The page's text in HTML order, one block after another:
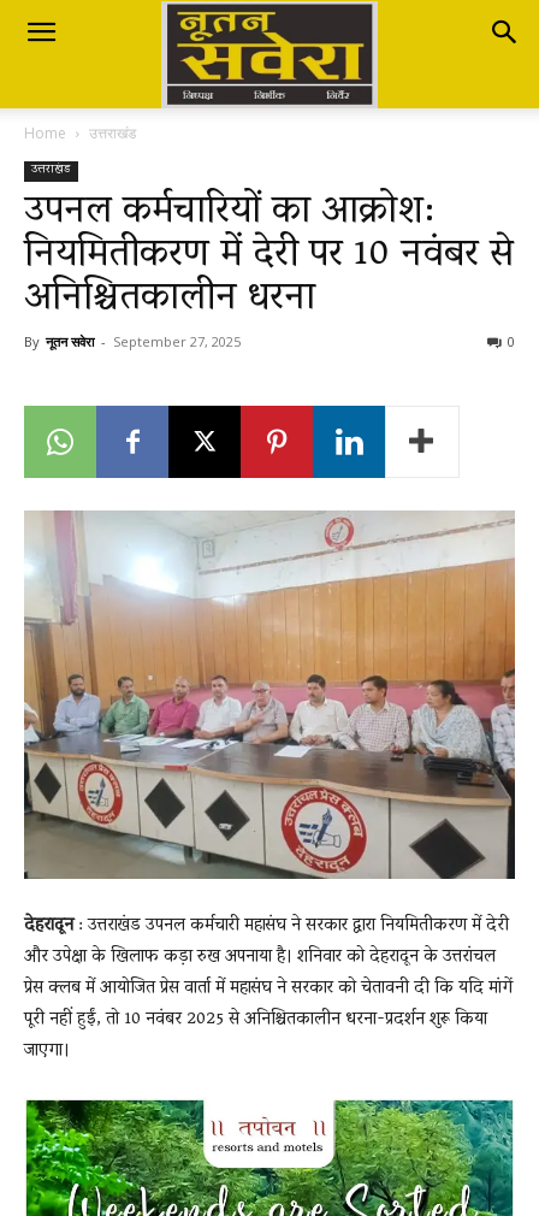
Nutan
Savera
नूतन
सवेरा
News
LIVE
Home उत्तराखंड
उत्तराखंड
उपनल कर्मचारियों का आक्रोश:
नियमितीकरण में देरी पर 10 नवंबर से
अनिश्चितकालीन धरना
By नूतन सवेरा - September 27, 2025 0
देहरादून: उत्तराखंड उपनल कर्मचारी महासंघ ने सरकार द्वारा नियमितीकरण में देरी
और उपेक्षा के खिलाफ कड़ा रुख अपनाया है। शनिवार को देहरादून के उत्तरांचल
प्रेस क्लब में आयोजित प्रेस वार्ता में महासंघ ने सरकार को चेतावनी दी कि यदि मांगें
पूरी नहीं हुईं, तो 10 नवंबर 2025 से अनिश्चितकालीन धरना-प्रदर्शन शुरू किया
जाएगा।